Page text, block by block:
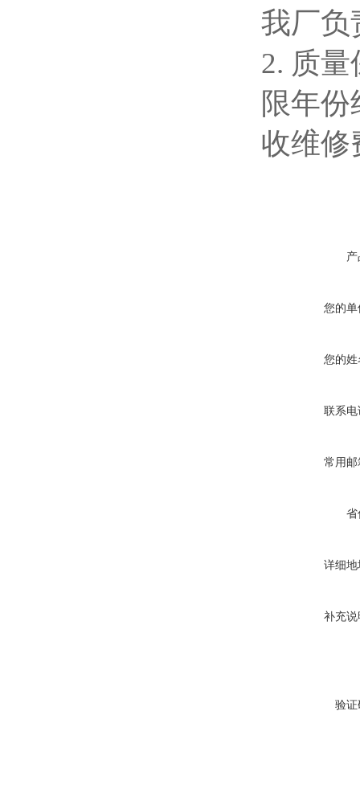
我厂负
2. 质
限年
收维修
您的单
您的姓
联系电
常用邮
省
详细地
补充说
验证